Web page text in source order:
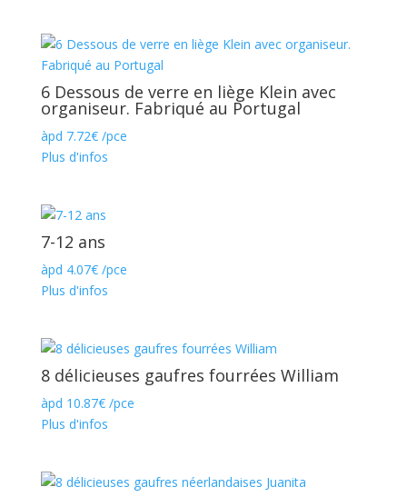
6 Dessous de verre en liège Klein avec
organiseur. Fabriqué au Portugal
àpd 7.72€/pce
Plus d'infos
7-12 ans
àpd 4.07€/pce
Plus d'infos
8 délicieuses gaufres fourrées William
àpd 10.87€/pce
Plus d'infos